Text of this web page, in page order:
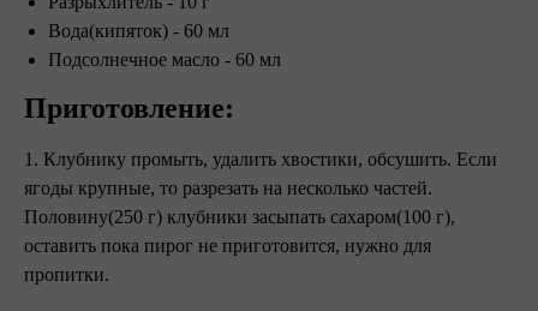
Вода(кипяток) - 60 мл
Подсолнечное масло - 60 мл
Приготовление:
1. Клубнику промыть, удалить хвостики, обсушить. Если
ягоды крупные, то разрезать на несколько частей.
Половину(250 г) клубники засыпать сахаром(100 г),
оставить пока пирог не приготовится, нужно для
пропитки.